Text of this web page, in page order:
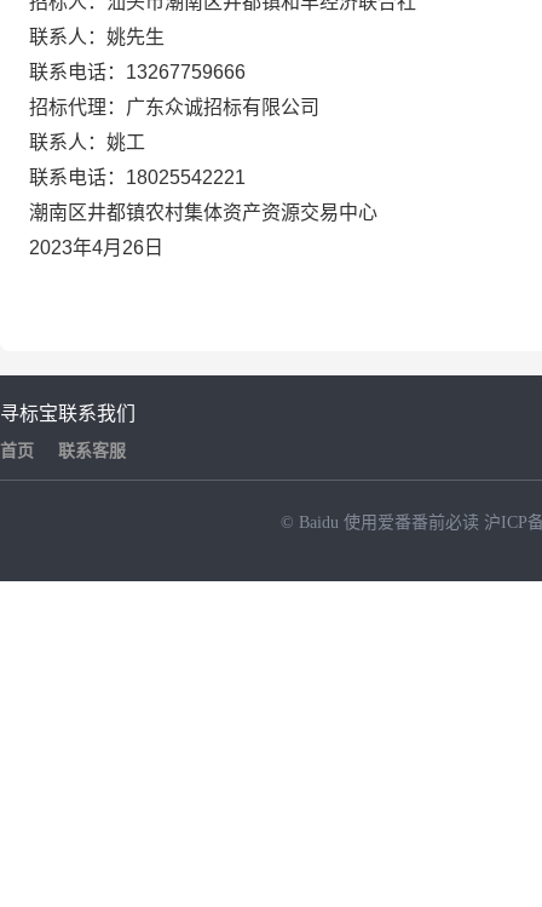
联系人： 姚先生
联系电话： 13267759666
招标代理：广东众诚招标有限公司
联系人：姚工
联系电话： 18025542221
潮南区井都镇农村集体资产资源交易中心
2023年4月26日
寻标宝
首页
联系我们
联系客服
© Baidu 使用爱番番前必读 沪ICP